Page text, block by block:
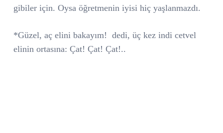
gibiler için. Oysa öğretmenin iyisi hiç yaşlanmazdı.
*Güzel, aç elini bakayım! dedi, üç kez indi cetvel
elinin ortasına: Çat! Çat! Çat!..